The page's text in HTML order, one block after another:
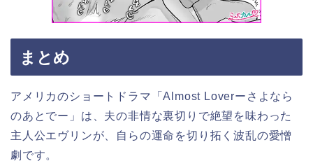
まとめ
アメリカのショートドラマ「Almost Loverーさよなら
のあとでー」は、夫の非情な裏切りで絶望を味わった
主人公エヴリンが、自らの運命を切り拓く波乱の愛憎
劇です。